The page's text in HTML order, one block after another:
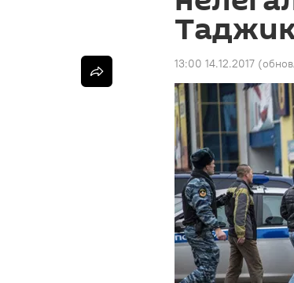
13:00 14.12.2017